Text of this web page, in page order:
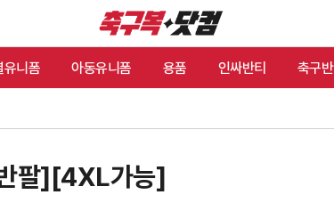
유니폼 아동유니폼 용품 인싸반티 축구
팔][4XL가능]